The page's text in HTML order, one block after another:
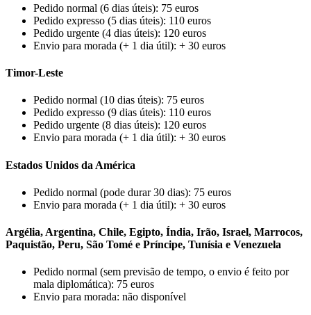
Pedido normal (6 dias úteis): 75 euros
Pedido expresso (5 dias úteis): 110 euros
Pedido urgente (4 dias úteis): 120 euros
Envio para morada (+ 1 dia útil): + 30 euros
Timor-Leste
Pedido normal (10 dias úteis): 75 euros
Pedido expresso (9 dias úteis): 110 euros
Pedido urgente (8 dias úteis): 120 euros
Envio para morada (+ 1 dia útil): + 30 euros
Estados Unidos da América
Pedido normal (pode durar 30 dias): 75 euros
Envio para morada (+ 1 dia útil): + 30 euros
Argélia, Argentina, Chile, Egipto, Índia, Irão, Israel, Marrocos,
Paquistão, Peru, São Tomé e Príncipe, Tunísia e Venezuela
Pedido normal (sem previsão de tempo, o envio é feito por
mala diplomática): 75 euros
Envio para morada: não disponível